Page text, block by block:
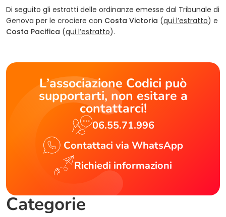
Di seguito gli estratti delle ordinanze emesse dal Tribunale di
Genova per le crociere con Costa Victoria (qui l’estratto) e
Costa Pacifica (qui l’estratto).
L’associazione Codici può
supportarti, non esitare a
contattarci!
06.55.71.996
Contattaci via WhatsApp
Richiedi informazioni
Categorie